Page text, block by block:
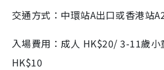
交通方式：中環站A出口或香港站
入場費用：成人 HK$20/ 3-11歲小
HK$10